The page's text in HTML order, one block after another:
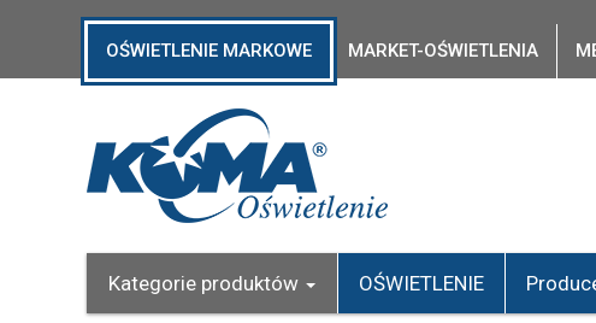
OŚWIETLENIE MARKOWE MARKET-OŚWIETLENIA
Kategorie produktów OŚWIETLENIE